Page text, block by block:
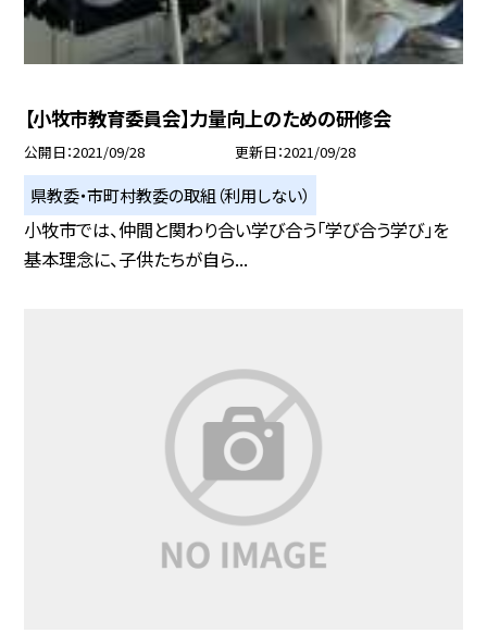
【小牧市教育委員会】力量向上のための研修会
公開日 2021/09/28 更新日 2021/09/28
県教委・市町村教委の取組（利用しない）
小牧市では、仲間と関わり合い学び合う「学び合う学び」を
基本理念に、子供たちが自ら...